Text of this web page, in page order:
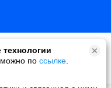
по ссылке